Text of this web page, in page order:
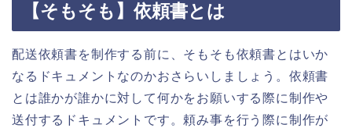
【そもそも】依頼書とは
配送依頼書を制作する前に、そもそも依頼書とはいか
なるドキュメントなのかおさらいしましょう。依頼書
とは誰かが誰かに対して何かをお願いする際に制作や
送付するドキュメントです。頼み事を行う際に制作が